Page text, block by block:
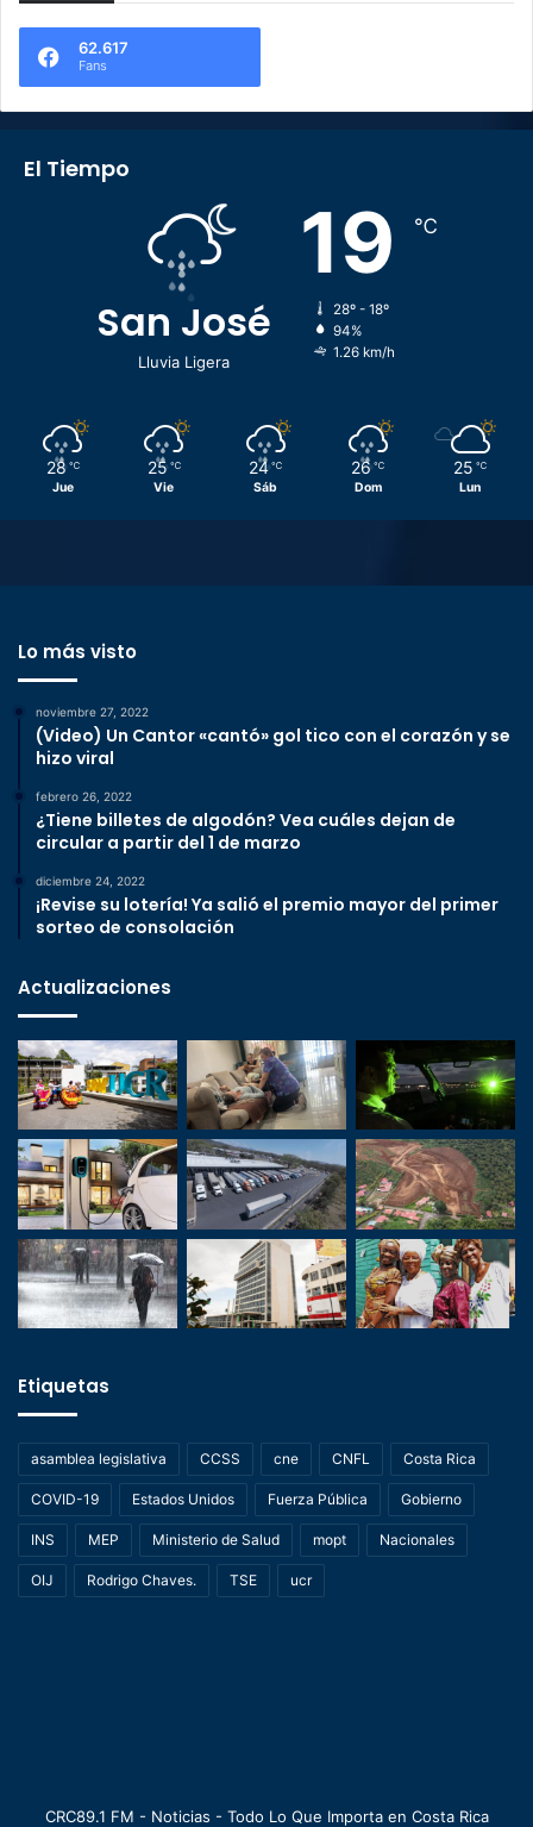
62.617
Fans
El Tiempo
San José
Lluvia Ligera
19 ℃
28º - 18º
94%
1.26 km/h
28 ℃
Jue
25 ℃
Vie
24 ℃
Sáb
26 ℃
Dom
25 ℃
Lun
Lo más visto
noviembre 27, 2022
(Video) Un Cantor «cantó» gol tico con el corazón y se
hizo viral
febrero 26, 2022
¿Tiene billetes de algodón? Vea cuáles dejan de
circular a partir del 1 de marzo
diciembre 24, 2022
¡Revise su lotería! Ya salió el premio mayor del primer
sorteo de consolación
Actualizaciones
Etiquetas
asamblea legislativa CCSS cne CNFL Costa Rica
COVID-19 Estados Unidos Fuerza Pública Gobierno
INS MEP Ministerio de Salud mopt Nacionales
OIJ Rodrigo Chaves. TSE ucr
CRC89.1 FM - Noticias - Todo Lo Que Importa en Costa Rica